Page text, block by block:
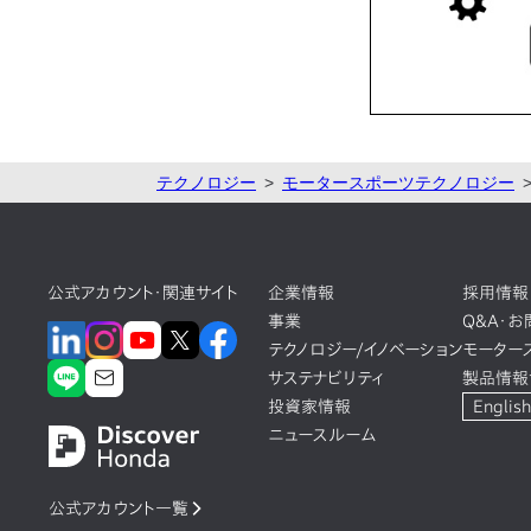
テクノロジー モータースポーツテクノロジー
公式アカウント・関連サイト
公式アカウント一覧
企業情報
事業
テクノロジー/イノベーション
サステナビリティ
投資家情報
ニュースルーム
採用情報
Q&A・
モーター
製品情報
English